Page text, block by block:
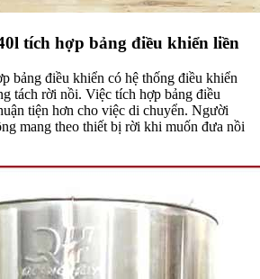
tích hợp bảng điều khiển liền
bảng điều khiển có hệ thống điều khiển
tách rời nồi. Việc tích hợp bảng điều
tiện hơn cho việc di chuyển. Người
mang theo thiết bị rời khi muốn đưa nồi